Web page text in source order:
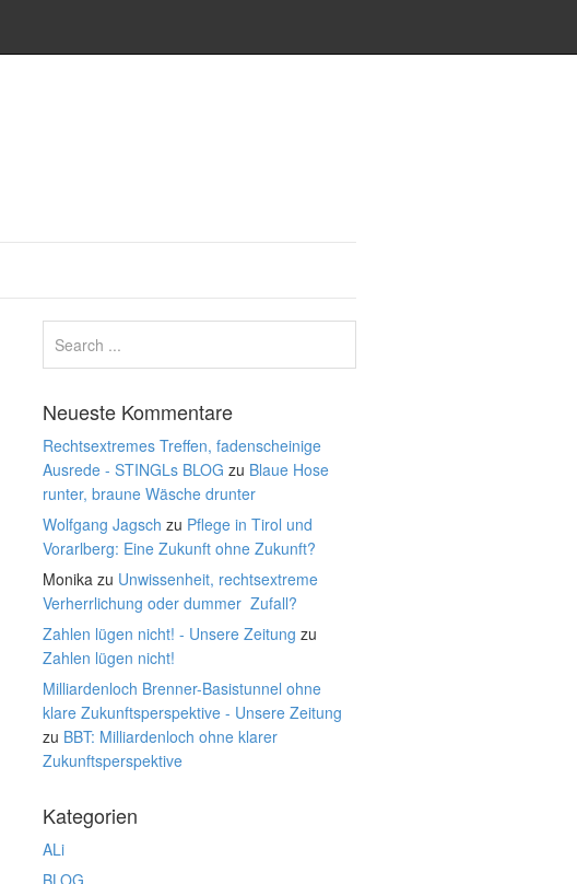
Neueste Kommentare
Rechtsextremes Treffen, fadenscheinige
Ausrede - STINGLs BLOG zu Blaue Hose
runter, braune Wäsche drunter
Wolfgang Jagsch zu Pflege in Tirol und
Vorarlberg: Eine Zukunft ohne Zukunft?
Monika zu Unwissenheit, rechtsextreme
Verherrlichung oder dummer Zufall?
Zahlen lügen nicht! - Unsere Zeitung zu
Zahlen lügen nicht!
Milliardenloch Brenner-Basistunnel ohne
klare Zukunftsperspektive - Unsere Zeitung
zu BBT: Milliardenloch ohne klarer
Zukunftsperspektive
Kategorien
ALi
BLOG